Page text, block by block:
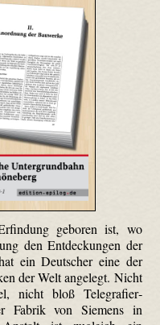
geboren ist, wo
den Entdeckungen der
ein Deutscher eine der
der Welt angelegt. Nicht
nicht bloß Tele­grafier­
Fabrik von Siemens in